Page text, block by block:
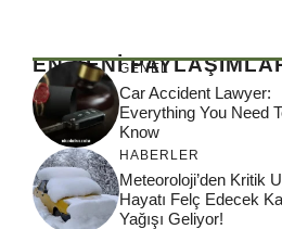
EN YENİGENEL
Car Accident Lawyer:
Everything You Need
Know
HABERLER
Meteoroloji’den Kritik
Hayatı Felç Edecek
Yağışı Geliyor!